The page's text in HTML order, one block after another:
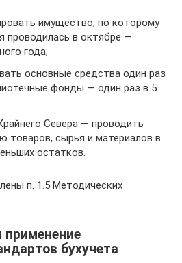
имущество, по которому
проводилась в октябре —
года;
основные средства один раз
фонды — один раз в 5
Севера — проводить
товаров, сырья и материалов в
остатков.
п. 1.5 Методических
бухучета